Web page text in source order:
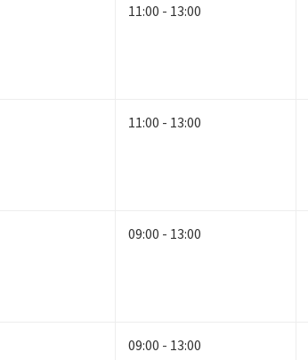
11:00 - 13:00
11:00 - 13:00
09:00 - 13:00
09:00 - 13:00